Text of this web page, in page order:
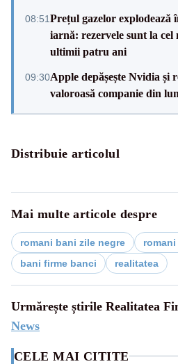
08:51Prețul gazelor explodează
iarnă: rezervele sunt la cel
ultimii patru ani
09:30Apple depășește Nvidia și
valoroasă companie din
Distribuie articolul
Mai multe articole despre
romani bani zile negre
bani firme banci
realitatea
Urmărește știrile Realitatea
News
CELE MAI CITITE